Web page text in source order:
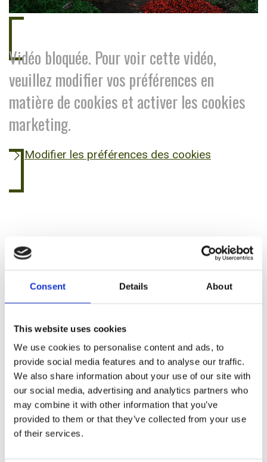
Consent Details About
This website uses cookies
We use cookies to personalise content and ads, to
provide social media features and to analyse our traffic.
We also share information about your use of our site with
our social media, advertising and analytics partners who
may combine it with other information that you’ve
provided to them or that they’ve collected from your use
of their services.
Vidéo bloquée. Pour voir cette vidéo,
veuillez modifier vos préférences en
matière de cookies et activer les cookies
marketing.
Modifier les préférences des cookies
Des millions de personnes concernées
Parce qu’elle ne peut être mécanisée au stade de
la cueillette des fruits, la culture du palmier à huile
fait vivre directement ou indirectement des
millions de personnes dans les pays où elle est
implantée. Précisément, ce sont 590 000
personnes en Malaisie et jusqu’à 7 millions de